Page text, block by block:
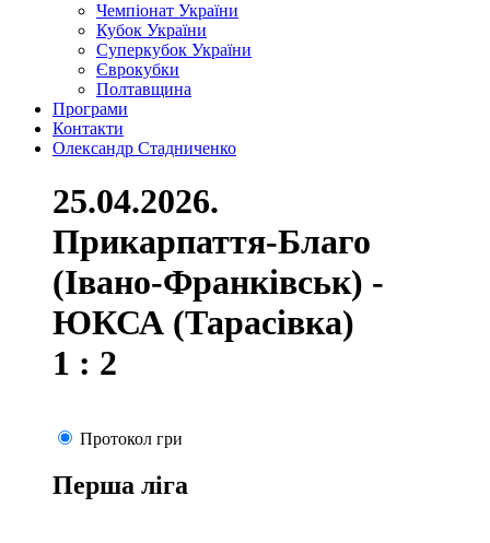
Чемпіонат України
Кубок України
Суперкубок України
Єврокубки
Полтавщина
Програми
Контакти
Олександр Стадниченко
25.04.2026.
Прикарпаття-Благо
(Івано-Франківськ) -
ЮКСА (Тарасівка)
1 : 2
Протокол гри
Перша ліга